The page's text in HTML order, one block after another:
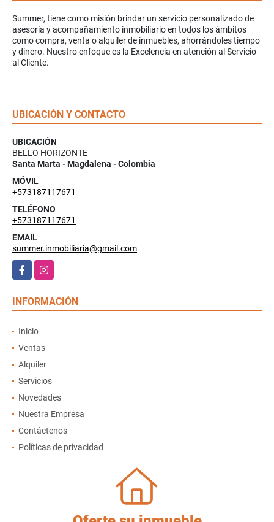
Summer, tiene como misión brindar un servicio personalizado de
asesoría y acompañamiento inmobiliario en todos los ámbitos
como compra, venta o alquiler de inmuebles, ahorrándoles tiempo
y dinero. Nuestro enfoque es la Excelencia en atención al Servicio
al Cliente.
UBICACIÓN Y CONTACTO
UBICACIÓN
BELLO HORIZONTE
Santa Marta - Magdalena - Colombia
MÓVIL
+573187117671
TELÉFONO
+573187117671
EMAIL
summer.inmobiliaria@gmail.com
FacebookInstagram
INFORMACIÓN
Inicio
Ventas
Alquiler
Servicios
Novedades
Nuestra Empresa
Contáctenos
Políticas de privacidad